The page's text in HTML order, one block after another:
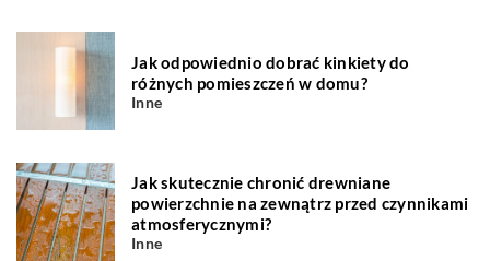
Jak odpowiednio dobrać kinkiety do
różnych pomieszczeń w domu?
Inne
Jak skutecznie chronić drewniane
powierzchnie na zewnątrz przed czynnikami
atmosferycznymi?
Inne